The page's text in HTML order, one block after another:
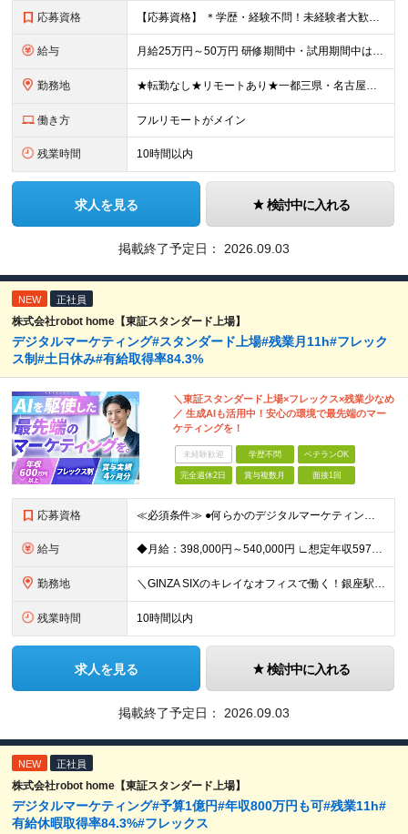
応募資格 【応募資格】 ＊学歴・経験不問！未経験者大歓迎＊ ◆未経験からWebクリエイターとして働いてみたい方 ◆第二新卒・ブランクのある方も大歓迎！ ★学歴・知識・経験は一切問いません！ ★面接は「ポート
給与 月給25万円～50万円 研修期間中・試用期間中は給与が異なります。 >>研修期間中（入社6ヶ月後）の給与 一律：月給21万円～50万円 >>試用期間中（6ヶ月）の給与 関東：月給21万円～ 関西
勤務地 ★転勤なし★リモートあり★一都三県・名古屋・関西・九州 ◎案件によって ┗完全在宅勤務（フルリモート）も可能！ ┗希望に応じて幅広い働き方やプランが選べます！ ◆本社または一都三県 （東京都・
働き方 フルリモートがメイン
残業時間 10時間以内
求人を見る 検討中に入れる
掲載終了予定日： 2026.09.03
NEW 正社員
株式会社robot home【東証スタンダード上場】
デジタルマーケティング#スタンダード上場#残業月11h#フレック
ス制#土日休み#有給取得率84.3%
＼東証スタンダード上場×フレックス×残業少なめ
／ 生成AIも活用中！安心の環境で最先端のマー
ケティングを！
未経験歓迎 学歴不問 ベテランOK
完全週休2日 賞与複数月 面接1回
応募資格 ≪必須条件≫ ●何らかのデジタルマーケティング実務経験（toB・toC不問） ●学歴不問 ★20代・30代活躍中 ～こんな方大歓迎～ ◎MA/CRMツールの設計・運用実務経験（1年以上） ◎リードス
給与 ◆月給：398,000円～540,000円 ∟想定年収597万円～810万円 ※経験・スキルにより、給与額を決定します ※上記月給には固定残業代（月20時間分/53,600円～72,800円）を含み
勤務地 ＼GINZA SIXのキレイなオフィスで働く！銀座駅・東銀座駅から徒歩1分／ ★東京都中央区銀座6-10-1 GINZA SIX 9F (変更の範囲)上記を除く当社関連勤務地
残業時間 10時間以内
求人を見る 検討中に入れる
掲載終了予定日： 2026.09.03
NEW 正社員
株式会社robot home【東証スタンダード上場】
デジタルマーケティング#予算1億円#年収800万円も可#残業11h#
有給休暇取得率84.3%#フレックス